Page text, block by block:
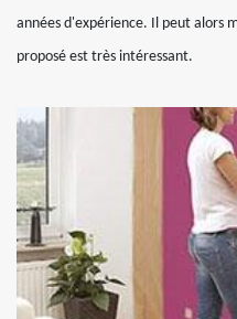
années d'expérience. Il peut alors
proposé est très intéressant.